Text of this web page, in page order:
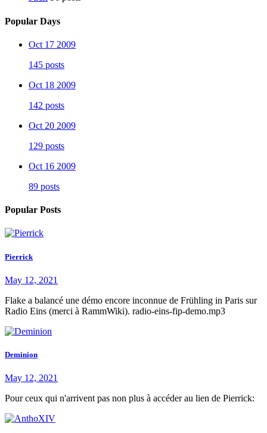
Popular Days
Oct 17 2009
145 posts
Oct 18 2009
142 posts
Oct 20 2009
129 posts
Oct 16 2009
89 posts
Popular Posts
Pierrick
May 12, 2021
Flake a balancé une démo encore inconnue de Frühling in Paris sur
Radio Eins (merci à RammWiki). radio-eins-fip-demo.mp3
Deminion
May 12, 2021
Pour ceux qui n'arrivent pas non plus à accéder au lien de Pierrick: